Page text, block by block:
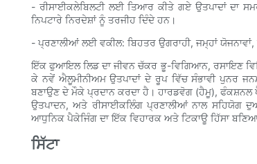
- ਰੀਸਾਈਕਲੇਬਿਲਟੀ ਲਈ ਤਿਆਰ ਕੀਤੇ ਗਏ ਉਤਪਾਦਾਂ ਦਾ
ਨਿਪਟਾਰੇ ਨਿਰਦੇਸ਼ਾਂ ਨੂੰ ਤਰਜੀਹ ਦਿੰਦੇ ਹਨ।
- ਪ੍ਰਣਾਲੀਆਂ ਲਈ ਵਕੀਲ: ਬਿਹਤਰ ਉਗਰਾਹੀ, ਜਮ੍ਹਾਂ
ਇੱਕ ਫੁਆਇਲ ਲਿਡ ਦਾ ਜੀਵਨ ਚੱਕਰ ਭੂ-ਵਿਗਿਆਨ, ਰਸਾਇਣ
ਕੇ ਨਵੇਂ ਐਲੂਮੀਨੀਅਮ ਉਤਪਾਦਾਂ ਦੇ ਰੂਪ ਵਿੱਚ ਸੰਭਾਵੀ ਪੁਨਰ
ਬਣਾਉਣ ਦੇ ਮੌਕੇ ਪ੍ਰਦਾਨ ਕਰਦਾ ਹੈ। ਹਾਰਡਵੋਗ (ਹੈਮੂ), ਫੰਕਸ਼ਨਲ
ਉਤਪਾਦਨ, ਅਤੇ ਰੀਸਾਈਕਲਿੰਗ ਪ੍ਰਣਾਲੀਆਂ ਨਾਲ ਸਹਿਯੋਗ
ਆਧੁਨਿਕ ਪੈਕੇਜਿੰਗ ਦਾ ਇੱਕ ਵਿਹਾਰਕ ਅਤੇ ਟਿਕਾਊ ਹਿੱਸਾ
ਸਿੱਟਾ